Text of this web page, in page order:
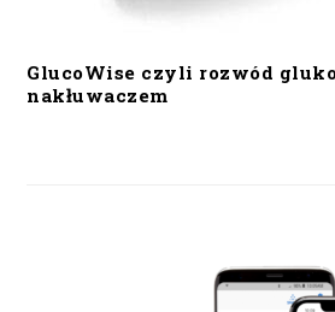
GlucoWise czyli rozwód
nakłuwaczem